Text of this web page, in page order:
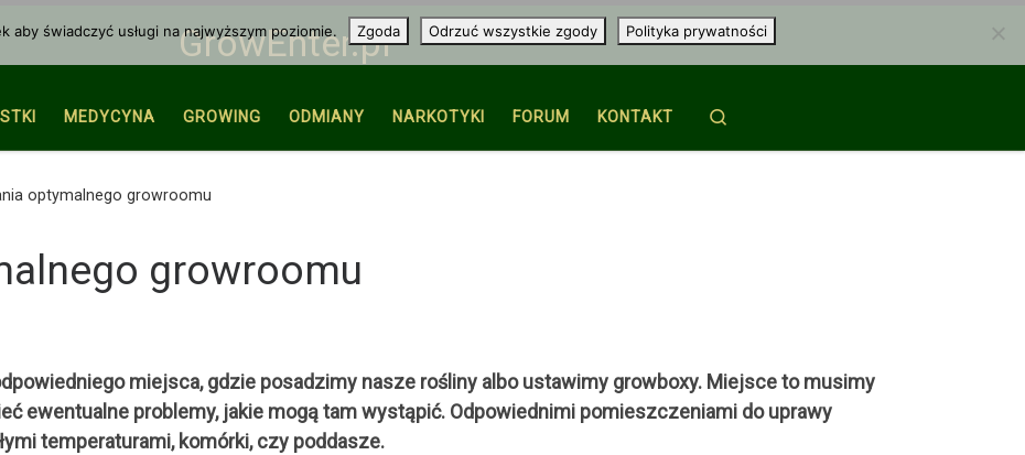
GrowEnter.pl
MEDYCYNA GROWING ODMIANY NARKOTYKI FORUM KONTAKT
optymalnego growroomu
growroomu
miejsca, gdzie posadzimy nasze rośliny albo ustawimy growboxy. Miejsce to musimy
ewentualne problemy, jakie mogą tam wystąpić. Odpowiednimi pomieszczeniami do uprawy
temperaturami, komórki, czy poddasze.
aby świadczyć usługi na najwyższym poziomie. Zgoda Odrzuć wszystkie zgody Polityka prywatności